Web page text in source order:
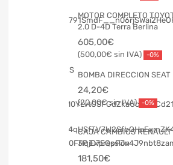
MOTOR COMPLETO
2.0 D-4D Terra Berlina
605,00€
500,00€ -0%
BOMBA DIRECCION
24,20€
20,00€ -0%
CAJA CAMBIOS
3P Expression
181,50€